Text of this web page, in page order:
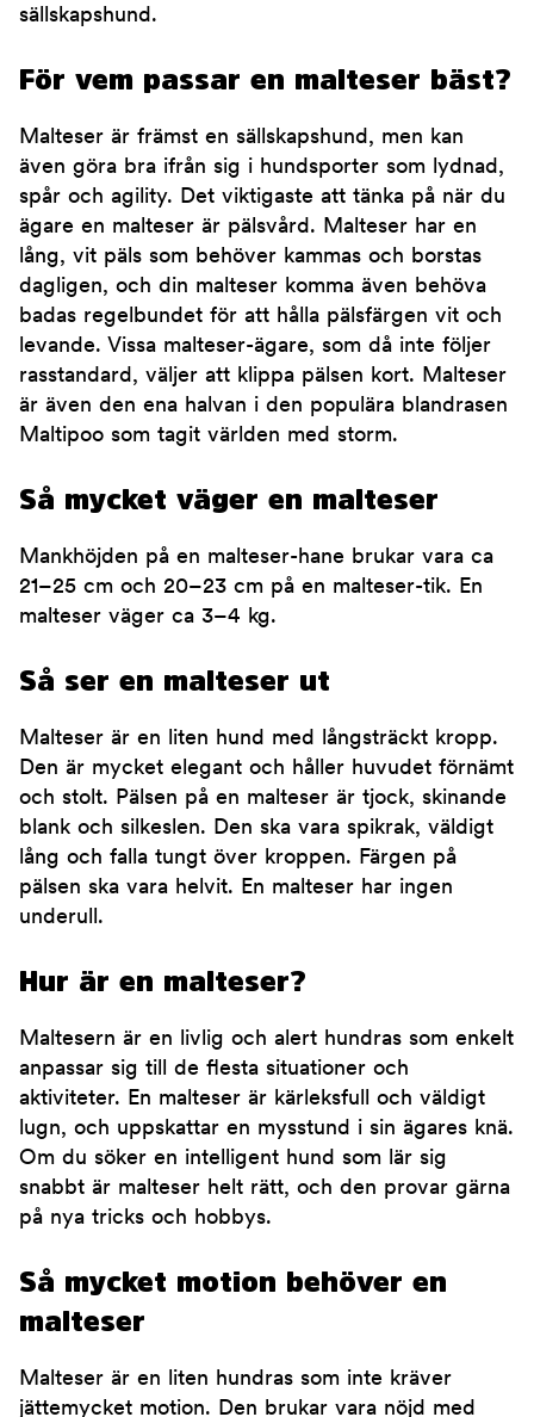
sällskapshund.
För vem passar en malteser bäst?
Malteser är främst en sällskapshund, men kan
även göra bra ifrån sig i hundsporter som lydnad,
spår och agility. Det viktigaste att tänka på när du
ägare en malteser är pälsvård. Malteser har en
lång, vit päls som behöver kammas och borstas
dagligen, och din malteser komma även behöva
badas regelbundet för att hålla pälsfärgen vit och
levande. Vissa malteser-ägare, som då inte följer
rasstandard, väljer att klippa pälsen kort. Malteser
är även den ena halvan i den populära blandrasen
Maltipoo som tagit världen med storm.
Så mycket väger en malteser
Mankhöjden på en malteser-hane brukar vara ca
21–25 cm och 20–23 cm på en malteser-tik. En
malteser väger ca 3–4 kg.
Så ser en malteser ut
Malteser är en liten hund med långsträckt kropp.
Den är mycket elegant och håller huvudet förnämt
och stolt. Pälsen på en malteser är tjock, skinande
blank och silkeslen. Den ska vara spikrak, väldigt
lång och falla tungt över kroppen. Färgen på
pälsen ska vara helvit. En malteser har ingen
underull.
Hur är en malteser?
Maltesern är en livlig och alert hundras som enkelt
anpassar sig till de flesta situationer och
aktiviteter. En malteser är kärleksfull och väldigt
lugn, och uppskattar en mysstund i sin ägares knä.
Om du söker en intelligent hund som lär sig
snabbt är malteser helt rätt, och den provar gärna
på nya tricks och hobbys.
Så mycket motion behöver en
malteser
Malteser är en liten hundras som inte kräver
jättemycket motion. Den brukar vara nöjd med